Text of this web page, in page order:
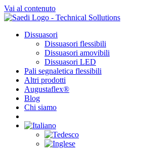
Vai al contenuto
Dissuasori
Dissuasori flessibili
Dissuasori amovibili
Dissuasori LED
Pali segnaletica flessibili
Altri prodotti
Augustaflex®
Blog
Chi siamo